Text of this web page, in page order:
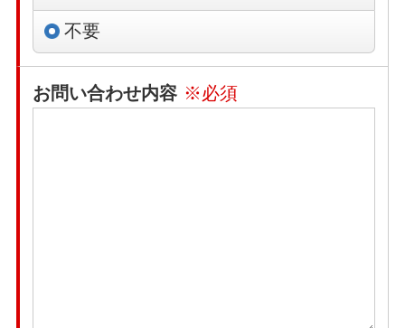
不要
お問い合わせ内容 ※必須